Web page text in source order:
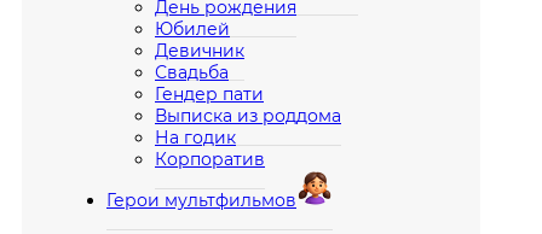
День рождения
Юбилей
Девичник
Свадьба
Гендер пати
Выписка из роддома
На годик
Корпоратив
Герои мультфильмов